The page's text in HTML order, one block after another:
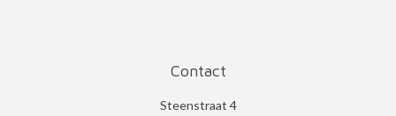
Contact
Steenstraat 4